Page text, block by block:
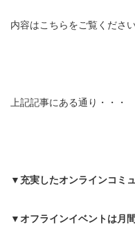
内容はこちらをご覧ください
上記記事にある通り・・・
▼充実したオンラインコミ
▼オフラインイベントは月